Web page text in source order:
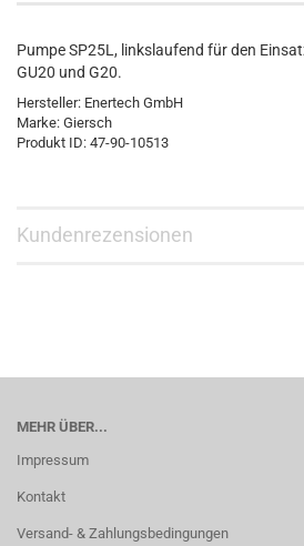
Pumpe SP25L, linkslaufend für den
GU20 und G20.
Hersteller: Enertech GmbH
Marke: Giersch
Produkt ID: 47-90-10513
Kundenrezensionen
MEHR ÜBER...
Impressum
Kontakt
Versand- & Zahlungsbedingungen